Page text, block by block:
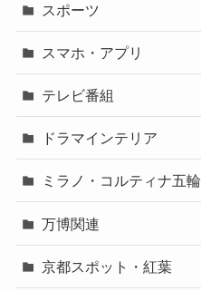
スポーツ
スマホ・アプリ
テレビ番組
ドラマインテリア
ミラノ・コルティナ五輪
万博関連
京都スポット・紅葉